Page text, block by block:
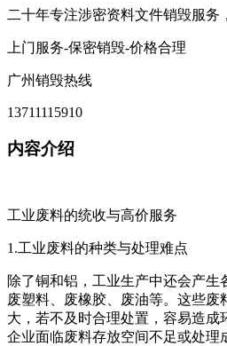
二十年专注涉密资料文件销毁服务
上门服务-保密销毁-价格合理
广州销毁热线
13711115910
内容介绍
工业废料的统收与高价服务
1.工业废料的种类与处理难点
除了铜和铝，工业生产中还会产生
废塑料、废橡胶、废油等。这些废
大，若不及时合理处置，容易造成
企业面临废料存放空间不足或处理